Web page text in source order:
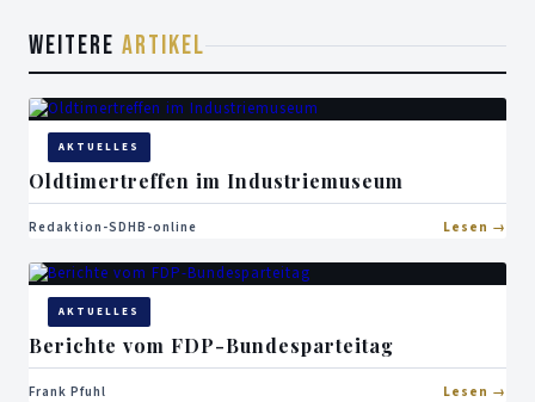
WEITERE ARTIKEL
AKTUELLES
Oldtimertreffen im Industriemuseum
Redaktion-SDHB-online Lesen
AKTUELLES
Berichte vom FDP-Bundesparteitag
Frank Pfuhl Lesen